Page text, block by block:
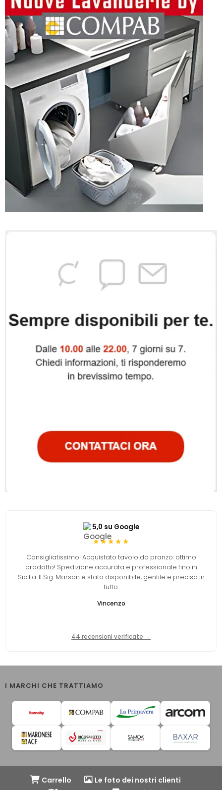
5,0 su Google
★★★★★
Consigliatissimo! Acquistato tavolo da pranzo: ottimo
prodotto! Spedizione accurata e professionale fino in
Sicilia. Il Sig. Marson è stato disponibile, gentile e preciso in
tutto.
Vincenzo
44 recensioni verificate →
I MARCHI CHE TRATTIAMO
Carrello
Le foto dei nostri clienti